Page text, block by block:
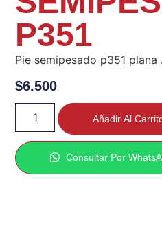
P351
Pie semipesado p351 plana .
$6.500
Añadir Al
Consultar Por